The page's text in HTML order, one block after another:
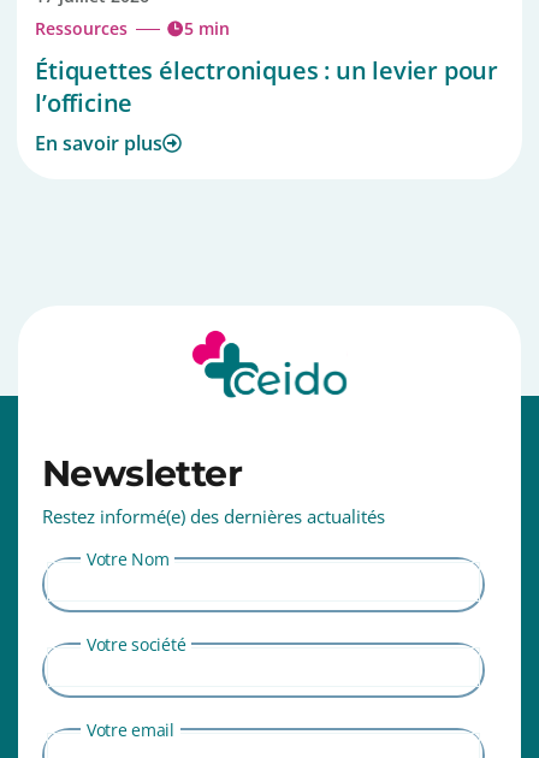
Ressources
5 min
Étiquettes électroniques : un levier pour
l’officine
En savoir plus
Newsletter
Restez informé(e) des dernières actualités
Votre Nom
Votre société
Votre email